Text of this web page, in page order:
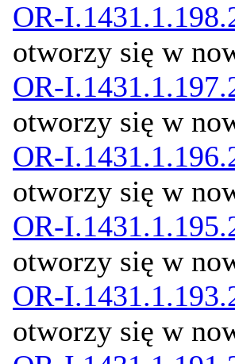
OR-
otworzy się w
OR-
otworzy się w
OR-
otworzy się w
OR-
otworzy się w
OR-
otworzy się w